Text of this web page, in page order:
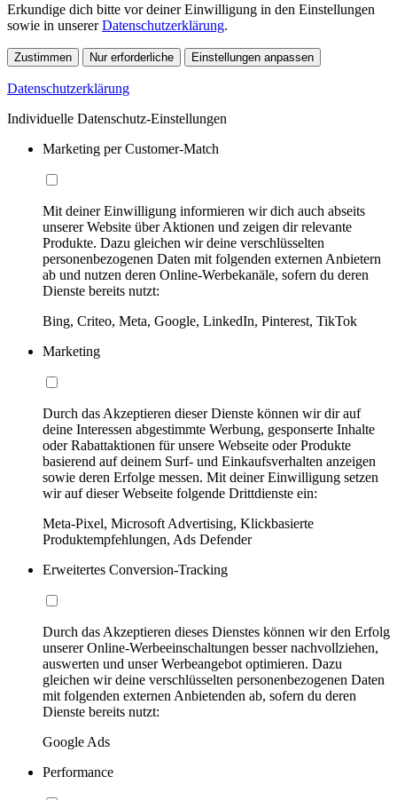
Erkundige dich bitte vor deiner Einwilligung in den Einstellungen
sowie in unsererDatenschutzerklärung.
Zustimmen Nur erforderliche Einstellungen anpassen
Datenschutzerklärung
Individuelle Datenschutz-Einstellungen
Marketing per Customer-Match
Mit deiner Einwilligung informieren wir dich auch abseits
unserer Website über Aktionen und zeigen dir relevante
Produkte. Dazu gleichen wir deine verschlüsselten
personenbezogenen Daten mit folgenden externen Anbietern
ab und nutzen deren Online-Werbekanäle, sofern du deren
Dienste bereits nutzt:
Bing, Criteo, Meta, Google, LinkedIn, Pinterest, TikTok
Marketing
Durch das Akzeptieren dieser Dienste können wir dir auf
deine Interessen abgestimmte Werbung, gesponserte Inhalte
oder Rabattaktionen für unsere Webseite oder Produkte
basierend auf deinem Surf- und Einkaufsverhalten anzeigen
sowie deren Erfolge messen. Mit deiner Einwilligung setzen
wir auf dieser Webseite folgende Drittdienste ein:
Meta-Pixel, Microsoft Advertising, Klickbasierte
Produktempfehlungen, Ads Defender
Erweitertes Conversion-Tracking
Durch das Akzeptieren dieses Dienstes können wir den Erfolg
unserer Online-Werbeeinschaltungen besser nachvollziehen,
auswerten und unser Werbeangebot optimieren. Dazu
gleichen wir deine verschlüsselten personenbezogenen Daten
mit folgenden externen Anbietenden ab, sofern du deren
Dienste bereits nutzt:
Google Ads
Performance